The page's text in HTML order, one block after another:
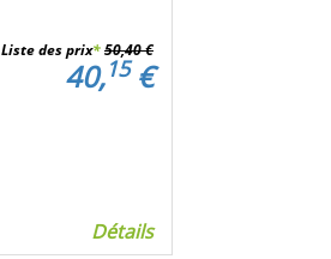
Liste des prix*50,40 €
40,15€
Détails